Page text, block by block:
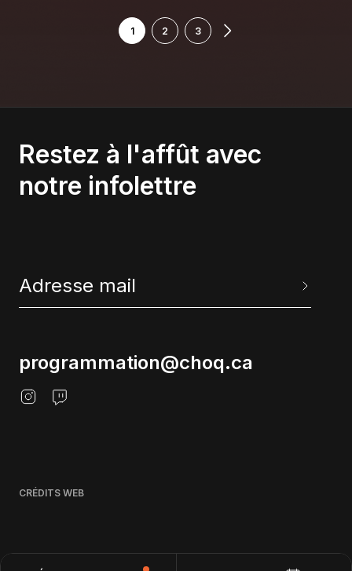
1 2 3
Restez à l'affût avec
notre infolettre
programmation@choq.ca
CRÉDITS WEB